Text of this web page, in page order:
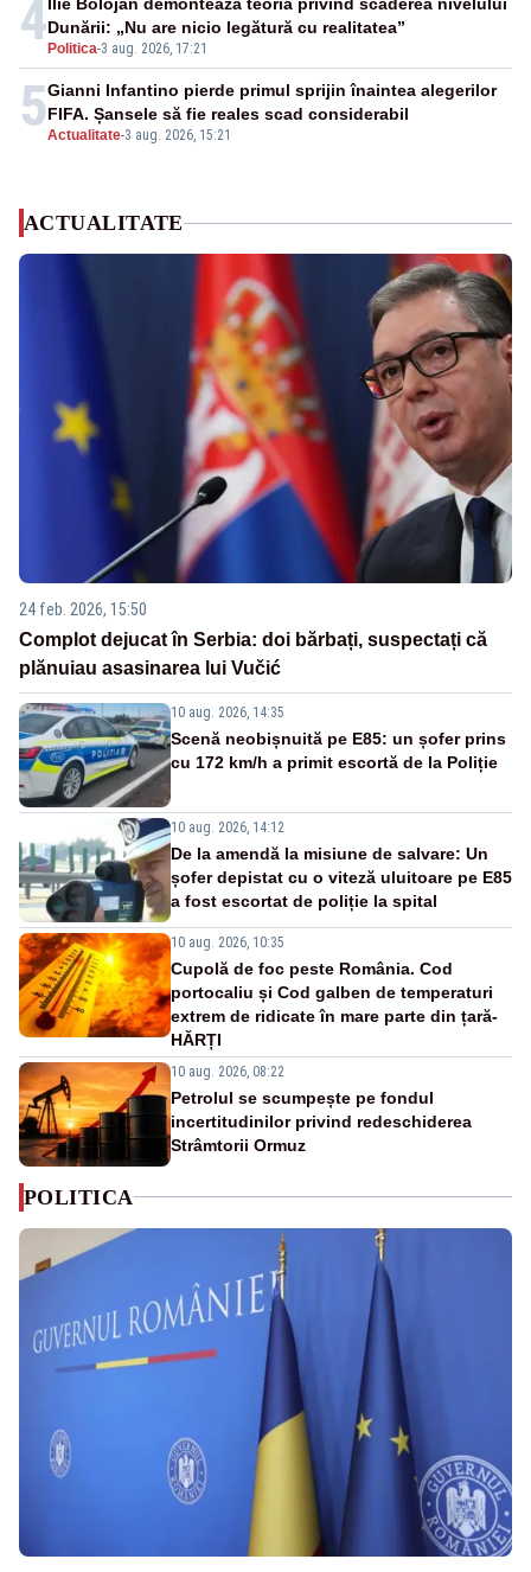
4 Politica-3 aug. 2026, 17:21
Dunării: „Nu are nicio legătură cu realitatea”
5Actualitate-3 aug. 2026, 15:21
Gianni Infantino pierde primul sprijin înaintea alegerilor
FIFA. Șansele să fie reales scad considerabil
ACTUALITATE
24 feb. 2026, 15:50
Complot dejucat în Serbia: doi bărbați, suspectați că
plănuiau asasinarea lui Vučić
10 aug. 2026, 14:35
Scenă neobișnuită pe E85: un șofer prins
cu 172 km/h a primit escortă de la Poliție
10 aug. 2026, 14:12
De la amendă la misiune de salvare: Un
șofer depistat cu o viteză uluitoare pe E85
a fost escortat de poliție la spital
10 aug. 2026, 10:35
Cupolă de foc peste România. Cod
portocaliu și Cod galben de temperaturi
extrem de ridicate în mare parte din țară-
HĂRȚI
10 aug. 2026, 08:22
Petrolul se scumpește pe fondul
incertitudinilor privind redeschiderea
Strâmtorii Ormuz
POLITICA